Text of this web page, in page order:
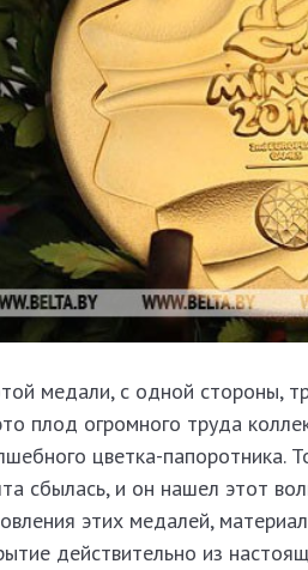
медали, с одной стороны,
плод огромного труда
цветка-папоротника.
сбылась, и он нашел этот
этих медалей,
действительно из